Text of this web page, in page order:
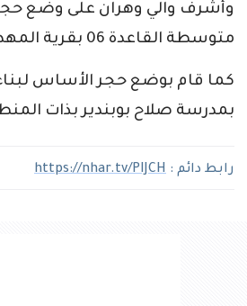
وأشرف والي وهران على وضع
متوسطة القاعدة 06 بقرية المهدية.
بمدرسة صلاح بوبندير بذات
رابط دائم : https://nhar.tv/PIJCH